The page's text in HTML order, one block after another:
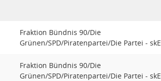
Fraktion Bündnis 90/Die
Grünen/SPD/Piratenpartei/Die Partei - skE
Fraktion Bündnis 90/Die
Grünen/SPD/Piratenpartei/Die Partei - skE